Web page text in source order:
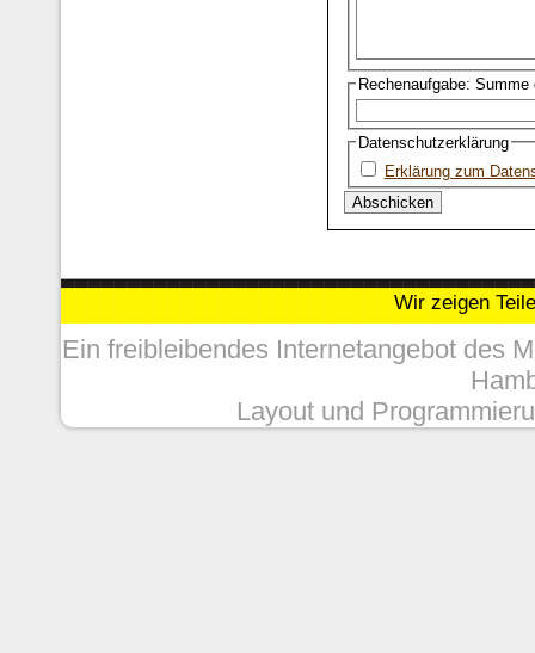
Rechenaufgabe:
Datenschutzerklärung
Erklärung zum
Wir zeigen
Ein freibleibendes Internetangebot des
Layout und